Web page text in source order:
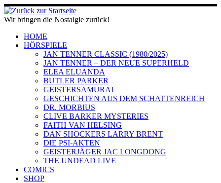
Zum
Inhalt
springen
Wir bringen die Nostalgie zurück!
HOME
HÖRSPIELE
JAN TENNER CLASSIC (1980/2025)
JAN TENNER – DER NEUE SUPERHELD
ELEA ELUANDA
BUTLER PARKER
GEISTERSAMURAI
GESCHICHTEN AUS DEM SCHATTENREICH
DR. MORBIUS
CLIVE BARKER MYSTERIES
FAITH VAN HELSING
DAN SHOCKERS LARRY BRENT
DIE PSI-AKTEN
GEISTERJÄGER JAC LONGDONG
THE UNDEAD LIVE
COMICS
SHOP